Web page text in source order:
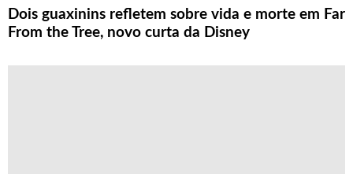
Dois guaxinins refletem sobre vida e morte em Far
From the Tree, novo curta da Disney